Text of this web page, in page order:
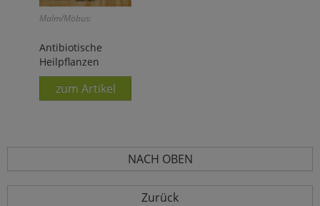
Malm/Möbus:
Antibiotische
Heilpflanzen
zum Artikel
NACH OBEN
Zurück